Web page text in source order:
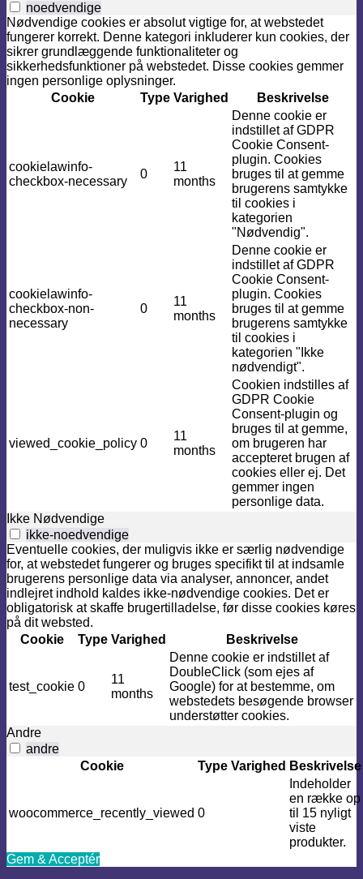
noedvendige
Nødvendige cookies er absolut vigtige for, at webstedet
fungerer korrekt. Denne kategori inkluderer kun cookies, der
sikrer grundlæggende funktionaliteter og
sikkerhedsfunktioner på webstedet. Disse cookies gemmer
ingen personlige oplysninger.
Cookie
Type Varighed Beskrivelse
cookielawinfo-
checkbox-necessary
0
11
months
Denne cookie er
indstillet af GDPR
Cookie Consent-
plugin. Cookies
bruges til at gemme
brugerens samtykke
til cookies i
kategorien
"Nødvendig".
cookielawinfo-
checkbox-non-
necessary
0
11
months
Denne cookie er
indstillet af GDPR
Cookie Consent-
plugin. Cookies
bruges til at gemme
brugerens samtykke
til cookies i
kategorien "Ikke
nødvendigt".
viewed_cookie_policy 0
11
months
Cookien indstilles af
GDPR Cookie
Consent-plugin og
bruges til at gemme,
om brugeren har
accepteret brugen af ​​
cookies eller ej. Det
gemmer ingen
personlige data.
Ikke Nødvendige
ikke-noedvendige
Eventuelle cookies, der muligvis ikke er særlig nødvendige
for, at webstedet fungerer og bruges specifikt til at indsamle
brugerens personlige data via analyser, annoncer, andet
indlejret indhold kaldes ikke-nødvendige cookies. Det er
obligatorisk at skaffe brugertilladelse, før disse cookies køres
på dit websted.
Cookie
Type Varighed Beskrivelse
test_cookie 0
11
months
Denne cookie er indstillet af
DoubleClick (som ejes af
Google) for at bestemme, om
webstedets besøgende browser
understøtter cookies.
Andre
andre
Cookie
Type Varighed Beskrivelse
woocommerce_recently_viewed 0
Indeholder
en række op
til 15 nyligt
viste
produkter.
Gem & Acceptér